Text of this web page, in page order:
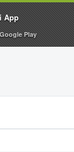
App
Play